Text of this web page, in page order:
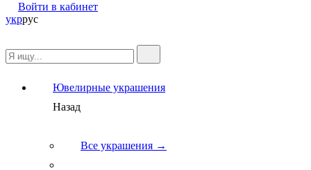
Войти в кабинет
укррус
Ювелирные украшения
Назад
Все украшения →